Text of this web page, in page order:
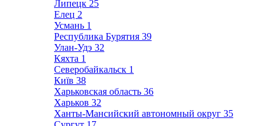
Липецк 25
Елец 2
Усмань 1
Республика Бурятия 39
Улан-Удэ 32
Кяхта 1
Северобайкальск 1
Київ 38
Харьковская область 36
Харьков 32
Ханты-Мансийский автономный округ 35